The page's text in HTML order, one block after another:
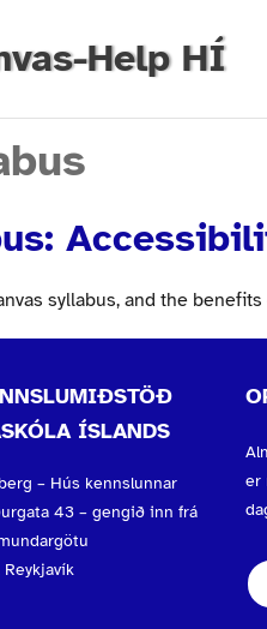
Help HÍ
syllabus, and the
ÍSLANDS
– Hús kennslunnar
43 – gengið inn frá
Reykjavík
er